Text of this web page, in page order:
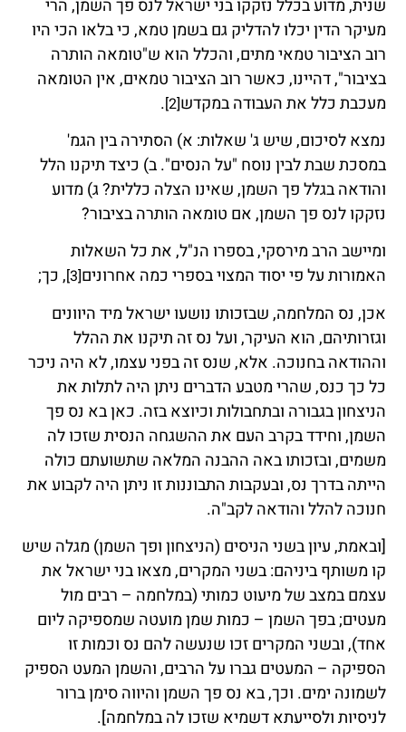
שנית, מדוע בכלל נזקקו בני ישראל לנס פך השמן, הרי
מעיקר הדין יכלו להדליק גם בשמן טמא, כי בלאו הכי היו
רוב הציבור טמאי מתים, והכלל הוא ש"טומאה הותרה
בציבור", דהיינו, כאשר רוב הציבור טמאים, אין הטומאה
מעכבת כלל את העבודה במקדש[2]
.
נמצא לסיכום, שיש ג' שאלות: א) הסתירה בין הגמ'
במסכת שבת לבין נוסח "על הנסים". ב) כיצד תיקנו הלל
והודאה בגלל פך השמן, שאינו הצלה כללית? ג) מדוע
נזקקו לנס פך השמן, אם טומאה הותרה בציבור?
ומיישב הרב מירסקי, בספרו הנ"ל, את כל השאלות
האמורות על פי יסוד המצוי בספרי כמה אחרונים[3] , כך;
אכן, נס המלחמה, שבזכותו נושעו ישראל מיד היוונים
וגזרותיהם, הוא העיקר, ועל נס זה תיקנו את ההלל
וההודאה בחנוכה. אלא, שנס זה בפני עצמו, לא היה ניכר
כל כך כנס, שהרי מטבע הדברים ניתן היה לתלות את
הניצחון בגבורה ובתחבולות וכיוצא בזה. כאן בא נס פך
השמן, וחידד בקרב העם את ההשגחה הנסית שזכו לה
משמים, ובזכותו באה ההבנה המלאה שתשועתם כולה
הייתה בדרך נס, ובעקבות התבוננות זו ניתן היה לקבוע את
חנוכה להלל והודאה לקב"ה.
[ובאמת, עיון בשני הניסים (הניצחון ופך השמן) מגלה שיש
קו משותף ביניהם: בשני המקרים, מצאו בני ישראל את
עצמם במצב של מיעוט כמותי (במלחמה – רבים מול
מעטים; בפך השמן – כמות שמן מועטה שמספיקה ליום
אחד), ובשני המקרים זכו שנעשה להם נס וכמות זו
הספיקה – המעטים גברו על הרבים, והשמן המעט הספיק
לשמונה ימים. וכך, בא נס פך השמן והיווה סימן ברור
לניסיות ולסייעתא דשמיא שזכו לה במלחמה].